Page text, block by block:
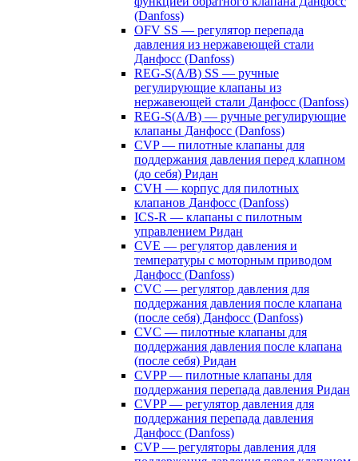
(Danfoss)
OFV SS — регулятор перепада
давления из нержавеющей стали
Данфосс (Danfoss)
REG-S(A/B) SS — ручные
регулирующие клапаны из
нержавеющей стали Данфосс (Danfoss)
REG-S(A/B) — ручные регулирующие
клапаны Данфосс (Danfoss)
CVP — пилотные клапаны для
поддержания давления перед клапном
(до себя) Ридан
CVH — корпус для пилотных
клапанов Данфосс (Danfoss)
ICS-R — клапаны с пилотным
управлением Ридан
CVE — регулятор давления и
температуры с моторным приводом
Данфосс (Danfoss)
CVС — регулятор давления для
поддержания давления после клапана
(после себя) Данфосс (Danfoss)
CVС — пилотные клапаны для
поддержания давления после клапана
(после себя) Ридан
CVPP — пилотные клапаны для
поддержания перепада давления Ридан
CVPP — регулятор давления для
поддержания перепада давления
Данфосс (Danfoss)
CVP — регуляторы давления для